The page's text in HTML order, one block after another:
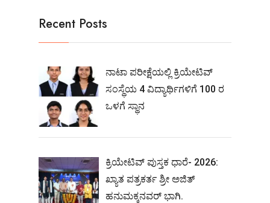
Recent Posts
ನಾಟಾ ಪರೀಕ್ಷೆಯಲ್ಲಿ ಕ್ರಿಯೇಟಿವ್
ಸಂಸ್ಥೆಯ 4 ವಿದ್ಯಾರ್ಥಿಗಳಿಗೆ 100 ರ
ಒಳಗೆ ಸ್ಥಾನ
ಕ್ರಿಯೇಟಿವ್ ಪುಸ್ತಕ ಧಾರೆ- 2026:
ಖ್ಯಾತ ಪತ್ರಕರ್ತ ಶ್ರೀ ಅಜಿತ್
ಹನುಮಕ್ಕನವರ್ ಭಾಗಿ.